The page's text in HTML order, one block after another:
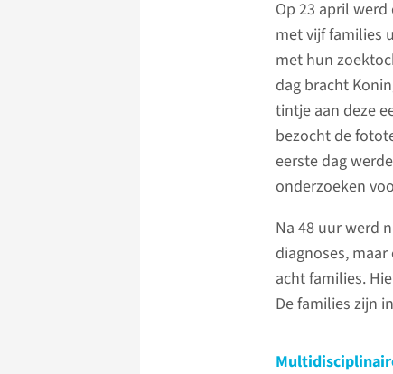
Op 23 april
met vijf families
met hun
dag bracht
tintje aan deze
bezocht de
eerste dag
onderzoeken
Na 48 uur werd
diagnoses,
acht families.
De families zijn